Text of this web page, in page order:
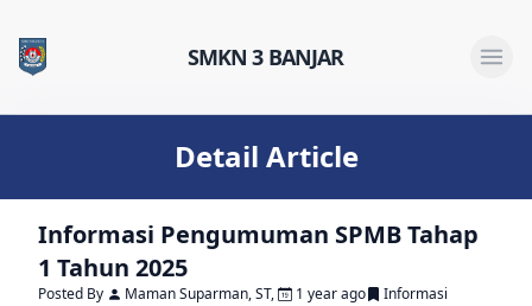
SMKN 3 BANJAR Open
Detail Article
Informasi Pengumuman SPMB Tahap
1 Tahun 2025
Posted By Maman Suparman, ST, 1 year ago Informasi